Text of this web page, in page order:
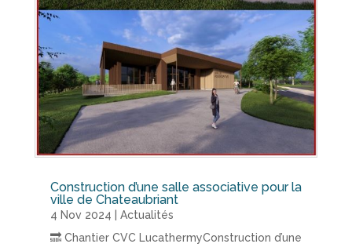
Construction d’une salle associative pour la
ville de Chateaubriant
4 Nov 2024
Actualités
🔜 Chantier CVC LucathermyConstruction d’une